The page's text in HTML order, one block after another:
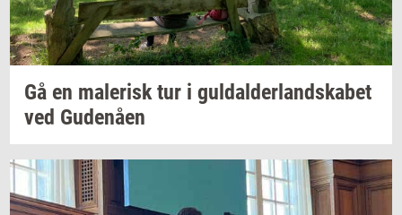
Gå en ma­le­risktur i gul­dal­der­land­ska­bet
ved Gu­denå­en